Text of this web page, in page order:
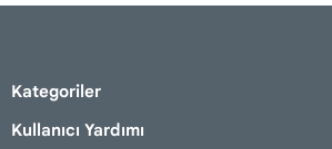
Kategoriler
Kullanıcı Yardımı